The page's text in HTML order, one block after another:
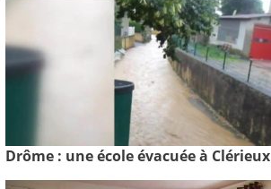
Drôme : une école évacuée à Clérieux